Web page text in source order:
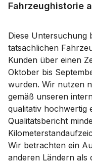
Fahrzeughistorie
Diese Untersuchung
tatsächlichen
Kunden über einen
Oktober bis
wurden. Wir nutzen
gemäß unseren
qualitativ hochwertig
Qualitätsbericht
Wir betrachten ein
anderen Ländern als